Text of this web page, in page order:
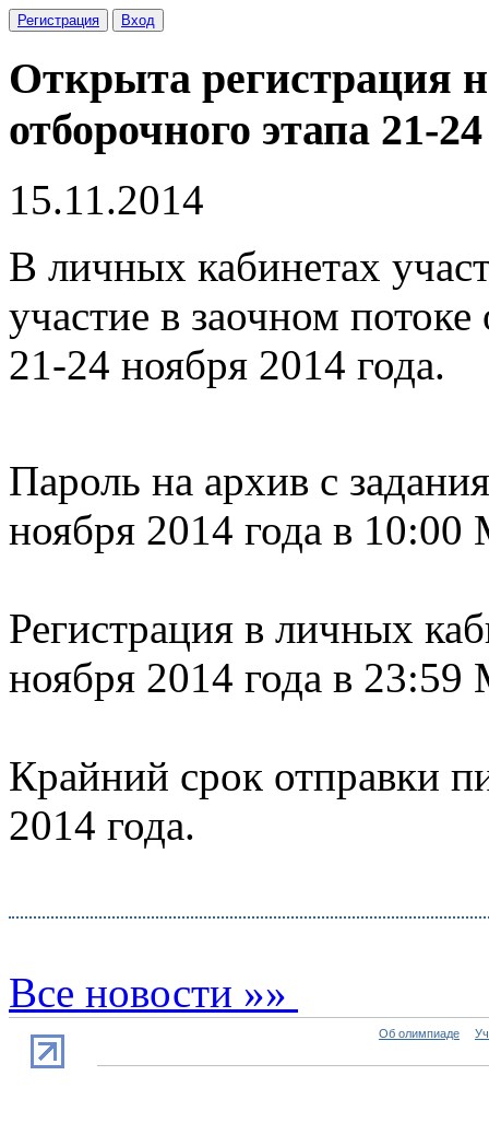
Регистрация Вход
Открыта регистрация
отборочного этапа 21-
15.11.2014
В личных кабинетах
участие в заочном
21-24 ноября 2014 года.
Пароль на архив с
ноября 2014 года в
Регистрация в личных
ноября 2014 года в
Крайний срок отправки
2014 года.
Все новости »»
Об олимпиаде